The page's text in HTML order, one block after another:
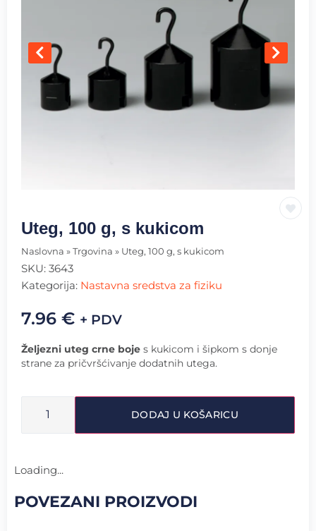
Uteg, 100 g, s kukicom
Naslovna » Trgovina » Uteg, 100 g, s kukicom
SKU: 3643
Kategorija: Nastavna sredstva za fiziku
7.96 € + PDV
Željezni uteg crne boje s kukicom i šipkom s donje
strane za pričvršćivanje dodatnih utega.
DODAJ U KOŠARICU
Loading...
POVEZANI PROIZVODI